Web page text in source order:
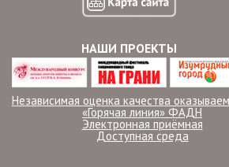
НАШИ ПРОЕКТЫ
Независимая оценка качества
«Горячая линия» ФАДН
Электронная приёмная
Доступная среда